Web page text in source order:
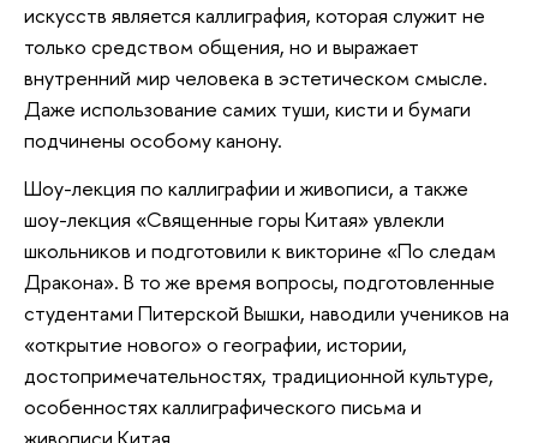
искусств является каллиграфия, которая служит не
только средством общения, но и выражает
внутренний мир человека в эстетическом смысле.
Даже использование самих туши, кисти и бумаги
подчинены особому канону.
Шоу-лекция по каллиграфии и живописи, а также
шоу-лекция «Священные горы Китая» увлекли
школьников и подготовили к викторине «По следам
Дракона». В то же время вопросы, подготовленные
студентами Питерской Вышки, наводили учеников на
«открытие нового» о географии, истории,
достопримечательностях, традиционной культуре,
особенностях каллиграфического письма и
живописи Китая.